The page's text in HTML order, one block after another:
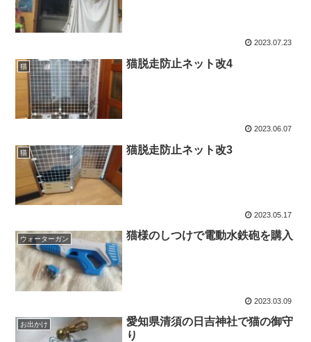
2023.07.23
猫 猫脱走防止ネット改4
2023.06.07
猫 猫脱走防止ネット改3
2023.05.17
ウォーターガン 猫様のしつけで電動水鉄砲を購入
2023.03.09
お出かけ
愛知県清須の日吉神社で猫の御守
り